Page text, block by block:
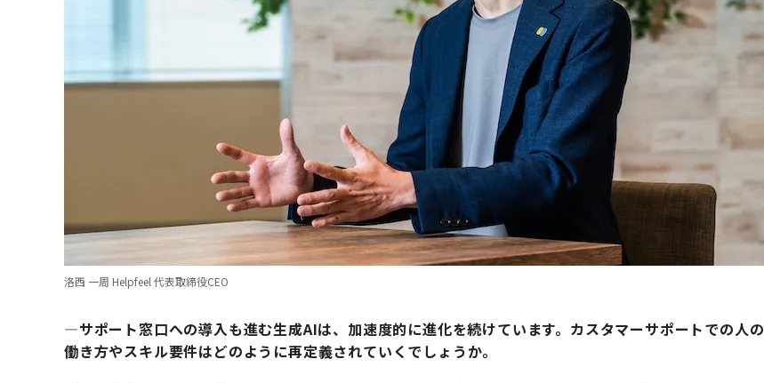
洛西 一周 Helpfeel 代表取締役CEO
―サポート窓口への導入も進む生成AIは、加速度的に進化を続けています。カスタマーサポートでの人の
働き方やスキル要件はどのように再定義されていくでしょうか。